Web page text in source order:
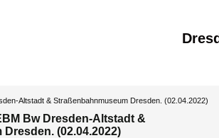
Altstadt & Straßenbahnmuseum Dresden. (02.04.2022)
Bw Dresden-Altstadt &
Dresden. (02.04.2022)